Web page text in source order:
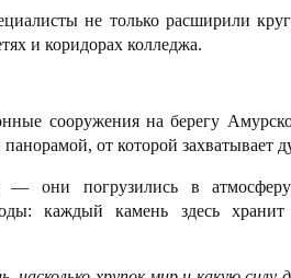
не только расширили
и коридорах колледжа.
сооружения на берегу
от которой захватывает
— они погрузились в
каждый камень здесь